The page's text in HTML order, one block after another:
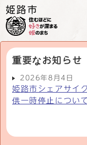
重要なお知らせ
2026年8月4日
姫路市シェアサイ
供一時停止につい